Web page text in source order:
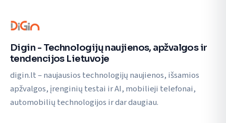
Digin - Technologijų naujienos, apžvalgos ir
tendencijos Lietuvoje
digin.lt – naujausios technologijų naujienos, išsamios
apžvalgos, įrenginių testai ir AI, mobilieji telefonai,
automobilių technologijos ir dar daugiau.